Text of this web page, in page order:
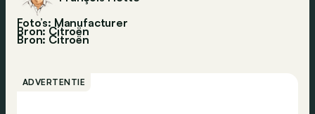
Foto’s: Manufacturer
Bron: Citroën
Bron: Citroën
ADVERTENTIE